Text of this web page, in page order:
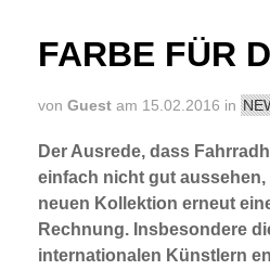
FARBE FÜR
von Guest am 15.02.2016 in
Der Ausrede, dass
einfach nicht gut aussehen,
neuen Kollektion erneut
Rechnung. Insbesondere
internationalen Künstlern